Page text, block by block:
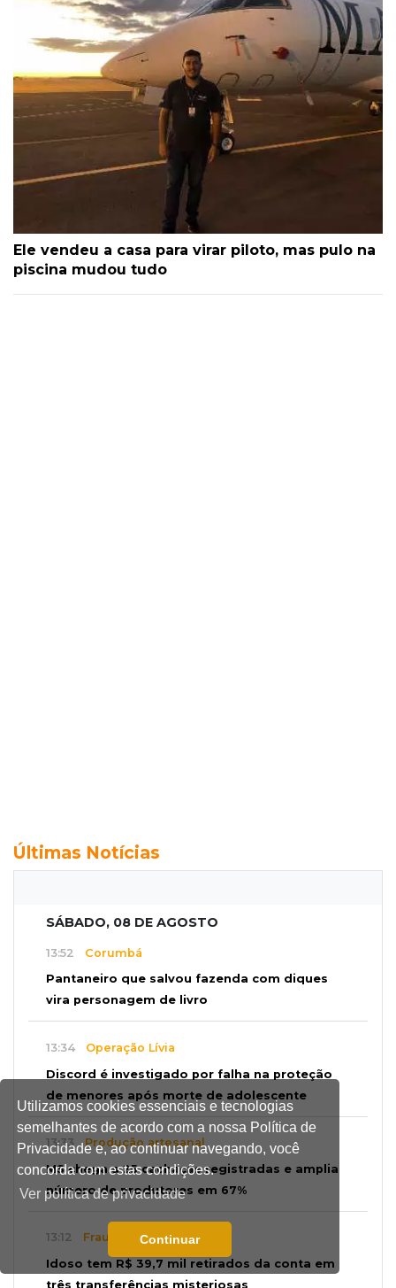
Utilizamos cookies essenciais e tecnologias
semelhantes de acordo com a nossa Política de
Privacidade e, ao continuar navegando, você
concorda com estas condições.
Ver política de privacidade
Continuar
Ele vendeu a casa para virar piloto, mas pulo na
piscina mudou tudo
Últimas Notícias
SÁBADO, 08 DE AGOSTO
13:52 Corumbá
Pantaneiro que salvou fazenda com diques
vira personagem de livro
13:34 Operação Lívia
Discord é investigado por falha na proteção
de menores após morte de adolescente
13:33 Produção artesanal
MS chega a 25 cachaças registradas e amplia
número de produtores em 67%
13:12 Fraude eletrônica
Idoso tem R$ 39,7 mil retirados da conta em
três transferências misteriosas